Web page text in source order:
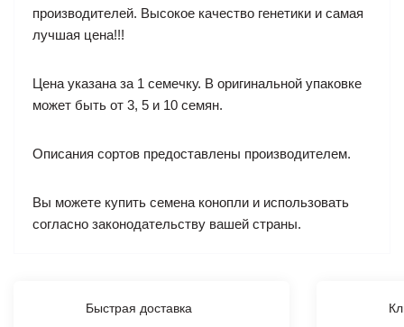
производителей. Высокое качество генетики и самая
лучшая цена!!!
Цена указана за 1 семечку. В оригинальной упаковке
может быть от 3, 5 и 10 семян.
Описания сортов предоставлены производителем.
Вы можете купить семена конопли и использовать
согласно законодательству вашей страны.
Быстрая доставка